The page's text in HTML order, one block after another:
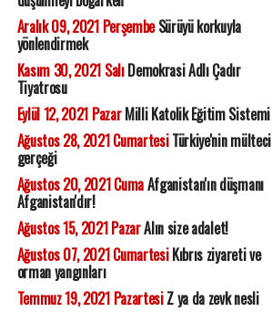
Aralık 09, 2021 PerşembeSürüyü korkuyla
yönlendirmek
Kasım 30, 2021 SalıDemokrasi Adlı Çadır
Tiyatrosu
Eylül 12, 2021 PazarMilli Katolik Eğitim Sistemi
Ağustos 28, 2021 CumartesiTürkiye'nin mülteci
gerçeği
Ağustos 20, 2021 CumaAfganistan'ın düşmanı
Afganistan'dır!
Ağustos 15, 2021 PazarAlın size adalet!
Ağustos 07, 2021 CumartesiKıbrıs ziyareti ve
orman yangınları
Temmuz 19, 2021 PazartesiZ ya da zevk nesli